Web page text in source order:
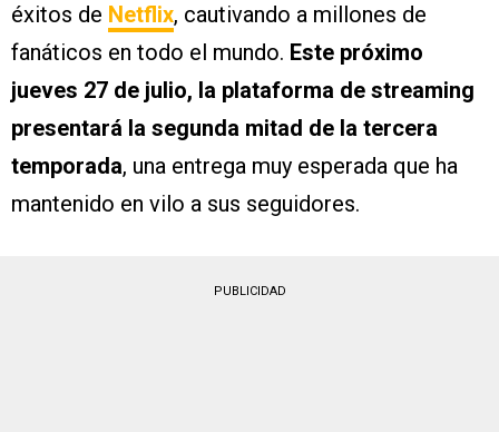
éxitos de Netflix, cautivando a millones de
fanáticos en todo el mundo. Este próximo
jueves 27 de julio, la plataforma de streaming
presentará la segunda mitad de la tercera
temporada, una entrega muy esperada que ha
mantenido en vilo a sus seguidores.
PUBLICIDAD